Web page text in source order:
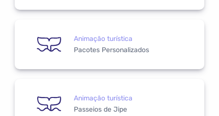
Animação turística
Pacotes Personalizados
Animação turística
Passeios de Jipe